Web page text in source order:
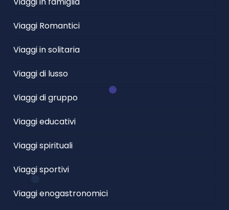
Viaggi Romantici
Viaggi in solitaria
Viaggi di lusso
Viaggi di gruppo
Viaggi educativi
Viaggi spirituali
Viaggi sportivi
Viaggi enogastronomici